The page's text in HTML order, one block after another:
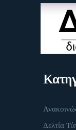
Δελτία